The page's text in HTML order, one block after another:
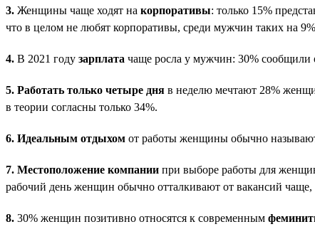
3. Женщины чаще ходят на корпоративы: только 15%
что в целом не любят корпоративы, среди мужчин таких на
4. В 2021 году зарплата чаще росла у мужчин: 30% сообщили
5. Работать только четыре дня в неделю мечтают 28%
в теории согласны только 34%.
6. Идеальным отдыхом от работы женщины обычно
7. Местоположение компании при выборе работы для
рабочий день женщин обычно отталкивают от вакансий
8. 30% женщин позитивно относятся к современным